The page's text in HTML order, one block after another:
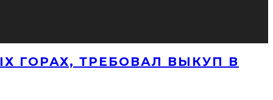
ГОРАХ, ТРЕБОВАЛ ВЫКУП В